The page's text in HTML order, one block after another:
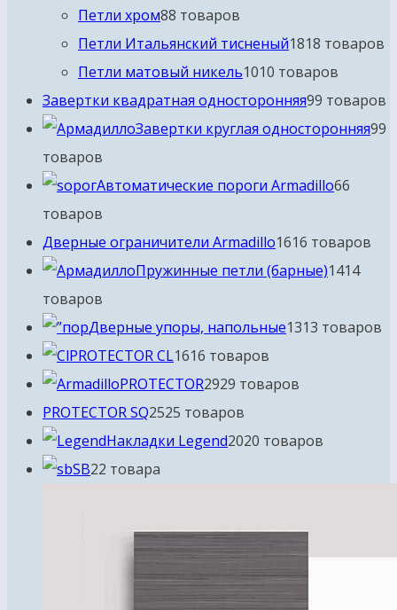
Петли хром88 товаров
Петли Итальянский тисненый1818 товаров
Петли матовый никель1010 товаров
Завертки квадратная односторонняя99 товаров
Завертки круглая односторонняя99
товаров
Автоматические пороги Armadillo66
товаров
Дверные ограничители Armadillo1616 товаров
Пружинные петли (барные)1414
товаров
Дверные упоры, напольные1313 товаров
PROTECTOR CL1616 товаров
PROTECTOR2929 товаров
PROTECTOR SQ2525 товаров
Накладки Legend2020 товаров
SB22 товара